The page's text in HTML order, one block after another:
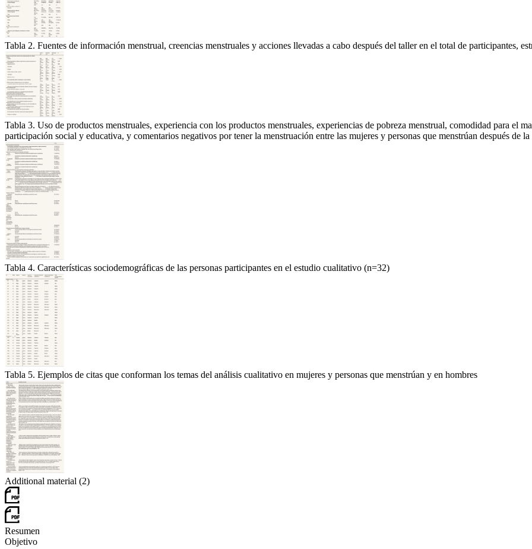
Tabla 2. Fuentes de información menstrual, creencias menstruales y acciones llevadas a cabo después del taller en el total de participantes,
Tabla 3. Uso de productos menstruales, experiencia con los productos menstruales, experiencias de pobreza menstrual, comodidad para el
participación social y educativa, y comentarios negativos por tener la menstruación entre las mujeres y personas que menstrúan después de
Tabla 4. Características sociodemográficas de las personas participantes en el estudio cualitativo (n=32)
Tabla 5. Ejemplos de citas que conforman los temas del análisis cualitativo en mujeres y personas que menstrúan y en hombres
Additional material (2)
Resumen
Objetivo